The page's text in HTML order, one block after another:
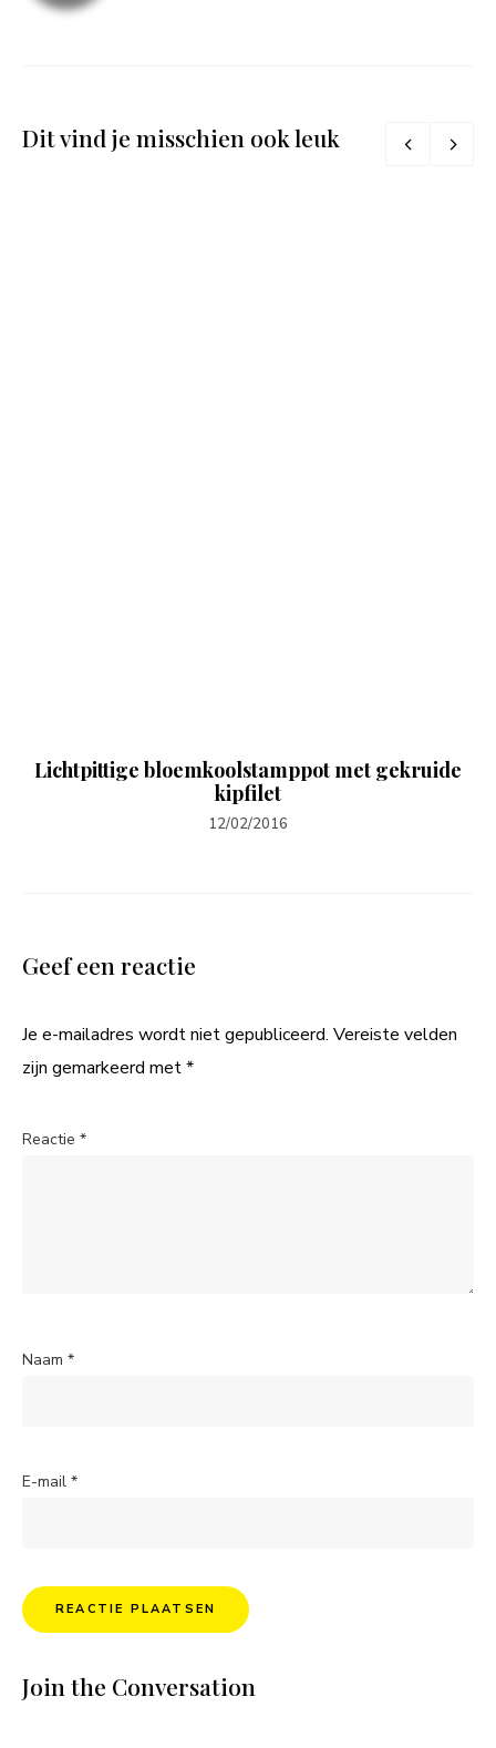
Dit vind je misschien ook leuk
Lichtpittige bloemkoolstamppot met gekruide
kipfilet
12/02/2016
Geef een reactie
Je e-mailadres wordt niet gepubliceerd. Vereiste velden
zijn gemarkeerd met*
Reactie *
Naam *
E-mail *
Join the Conversation